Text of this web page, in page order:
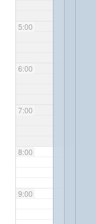
5:00
6:00
7:00
8:00
9:00